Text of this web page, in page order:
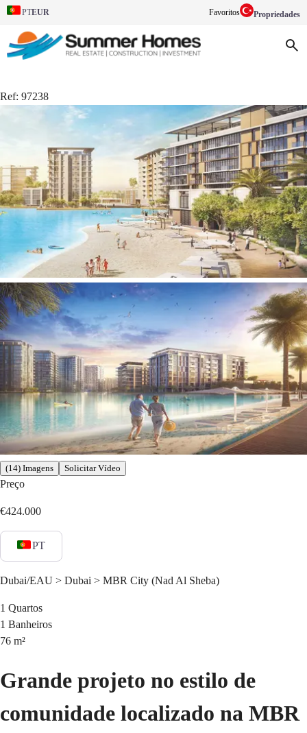
PTEUR Favoritos Propriedades
Ref: 97238
(14) Imagens Solicitar Vídeo
Preço
€424.000
PT
Dubai/EAU > Dubai > MBR City (Nad Al Sheba)
1 Quartos
1 Banheiros
76 m²
Grande projeto no estilo de
comunidade localizado na MBR